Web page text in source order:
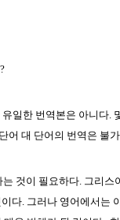
일한 번역본은 아니다.
어 대 단어의 번역은 불
것이 필요하다. 그리
다. 그러나 영어에서는